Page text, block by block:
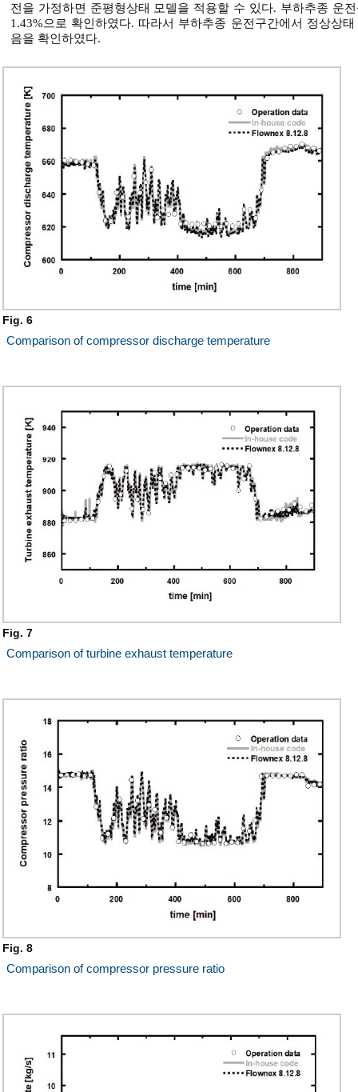
전을 가정하면 준평형상태 모델을 적용할 수 있다. 부하추종 운
1.43%으로 확인하였다. 따라서 부하추종 운전구간에서 정상상
음을 확인하였다.
Fig. 6
Comparison of compressor discharge temperature
Fig. 7
Comparison of turbine exhaust temperature
Fig. 8
Comparison of compressor pressure ratio